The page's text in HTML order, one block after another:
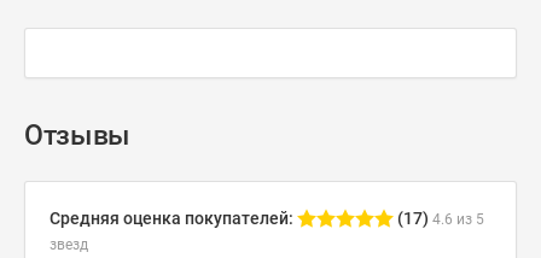
Отзывы
Средняя оценка покупателей: (17) 4.6 из 5
звезд